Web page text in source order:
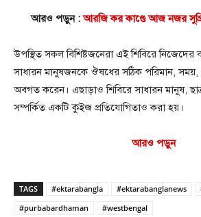
আরও পড়ুন :আরজি কর কাণ্ডে আজ নজর
উপস্থিত সকল বিশিষ্টজনেরা এই শিবিরে নিজেদের
সাধারন মানুষজনকে ঔষধের সঠিক পরিমান, সময়,
অবগত করেন। এছাড়াও শিবিরে সাধারন মানুষ,
সম্পর্কিত একটি কুইজ প্রতিযোগিতাও করা হয়।
আরও পড়ুন
TAGS #ektarabangla #ektarabanglanews
#purbabardhaman
#westbengal